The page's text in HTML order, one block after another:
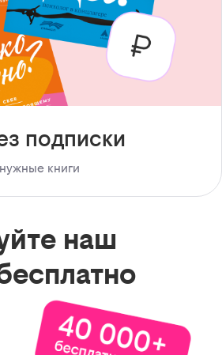
подписки
книги
наш